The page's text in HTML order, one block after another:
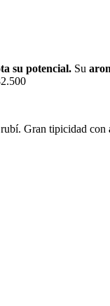
su potencial. Su
Gran tipicidad con